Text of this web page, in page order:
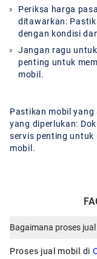
Periksa harga
ditawarkan:
dengan kondisi
Jangan ragu
penting untuk
mobil.
Pastikan mobil yang
yang diperlukan:
servis penting untuk
mobil.
Bagaimana proses
Proses jual mobil di